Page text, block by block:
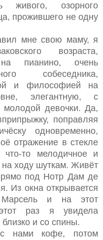
живого, озорного
прожившего не одну
мне свою маму, я
возраста,
пианино, очень
собеседника,
и философией на
элегантную, с
девочки. Да,
поправляя
одновременно,
отражение в стекле
то мелодичное и
ходу шуткам. Живёт
под Нотр Дам де
Из окна открывается
и на этот
раз я увидела
и со спины.
нами кофе, потом